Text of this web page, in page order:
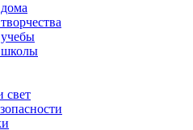
школы
свет